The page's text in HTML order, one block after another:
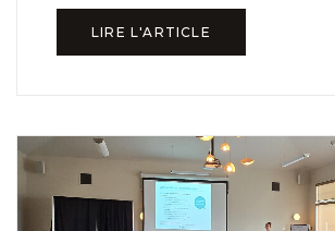
LIRE L'ARTICLE